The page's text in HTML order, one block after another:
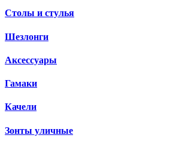
Столы и стулья
Шезлонги
Аксессуары
Гамаки
Качели
Зонты уличные